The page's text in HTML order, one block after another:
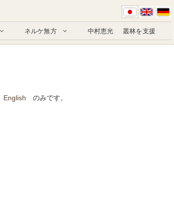
ネルケ無方 中村恵光 叢林を支援
English のみです。